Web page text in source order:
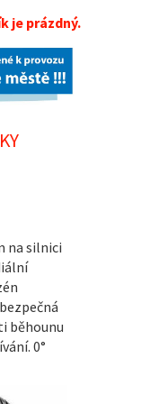
je prázdný.
na silnici
běhounu
0°